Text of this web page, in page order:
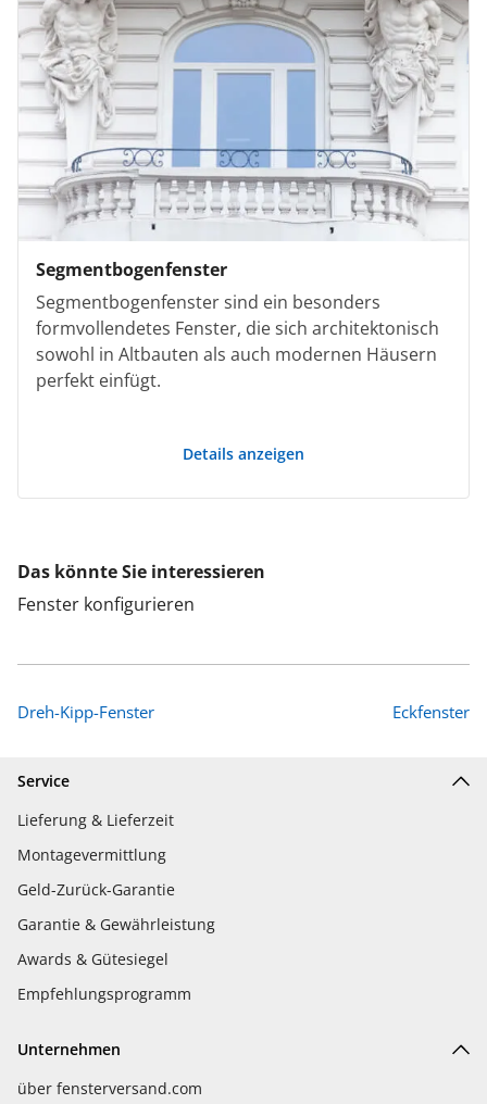
Segmentbogenfenster
Segmentbogenfenster sind ein besonders
formvollendetes Fenster, die sich architektonisch
sowohl in Altbauten als auch modernen Häusern
perfekt einfügt.
Details anzeigen
Das könnte Sie interessieren
Fenster konfigurieren
Dreh-Kipp-Fenster Eckfenster
Service
Lieferung & Lieferzeit
Montagevermittlung
Geld-Zurück-Garantie
Garantie & Gewährleistung
Awards & Gütesiegel
Empfehlungsprogramm
Unternehmen
über fensterversand.com